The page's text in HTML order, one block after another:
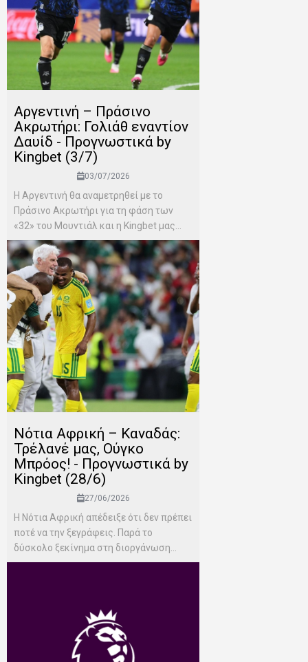
Αργεντινή – Πράσινο
Ακρωτήρι: Γολιάθ εναντίον
Δαυίδ - Προγνωστικά by
Kingbet (3/7)
03/07/2026
Η Αργεντινή θα αναμετρηθεί με το
Πράσινο Ακρωτήρι για τη φάση των
«32» του Μουντιάλ και η Kingbet μας...
Νότια Αφρική – Καναδάς:
Τρέλανέ μας, Ούγκο
Μπρόος! - Προγνωστικά by
Kingbet (28/6)
27/06/2026
Η Νότια Αφρική απέδειξε ότι δεν πρέπει
ποτέ να την ξεγράφεις. Παρά το
δύσκολο ξεκίνημα στη διοργάνωση...